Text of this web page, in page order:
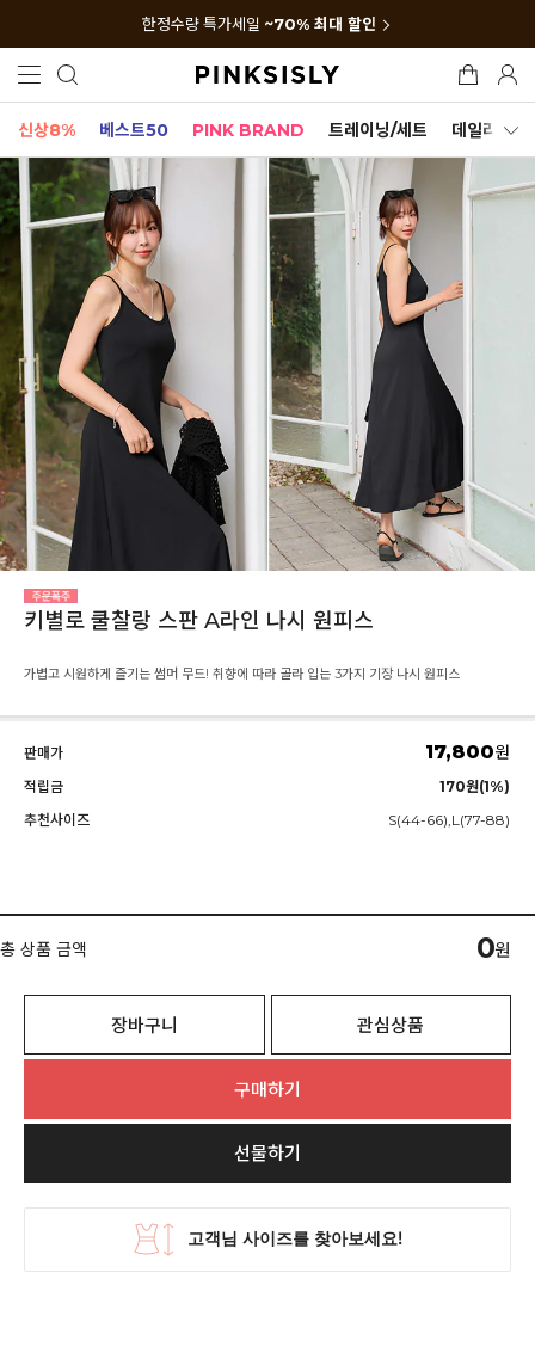
한정수량 특가세일 ~70% 최대 할인
신상8% 베스트50 PINK BRAND 트레이닝/세트 데일리세트
키별로 쿨찰랑 스판 A라인 나시 원피스
가볍고 시원하게 즐기는 썸머 무드! 취향에 따라 골라 입는 3가지 기장 나시 원피스
판매가 17,800원
적립금
170원(1%)
추천사이즈
S(44-66),L(77-88)
총 상품 금액 0원
장바구니 관심상품
구매하기
선물하기